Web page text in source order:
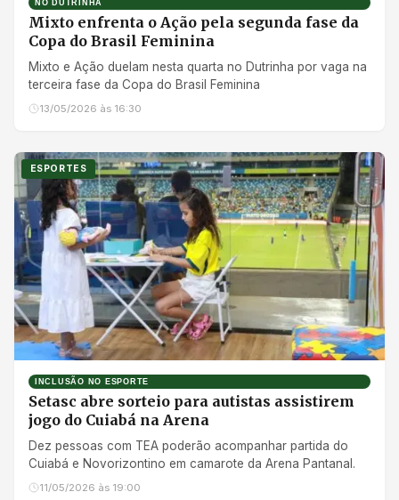
NO DUTRINHA
Mixto enfrenta o Ação pela segunda fase da
Copa do Brasil Feminina
Mixto e Ação duelam nesta quarta no Dutrinha por vaga na
terceira fase da Copa do Brasil Feminina
13/05/2026 às 16:30
ESPORTES
INCLUSÃO NO ESPORTE
Setasc abre sorteio para autistas assistirem
jogo do Cuiabá na Arena
Dez pessoas com TEA poderão acompanhar partida do
Cuiabá e Novorizontino em camarote da Arena Pantanal.
11/05/2026 às 19:00